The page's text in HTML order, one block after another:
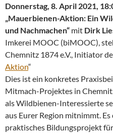
Donnerstag, 8. April 2021,
„Mauerbienen-Aktion: Ein
und Nachmachen“ mit Dirk
Imkerei MOOC (biMOOC),
Chemnitz 1874 e.V., Initiator der
Aktion“
Dies ist ein konkretes
Mitmach-Projektes in
als Wildbienen-Interessierte
aus Eurer Region mitnimmt.
praktisches Bildungsprojekt